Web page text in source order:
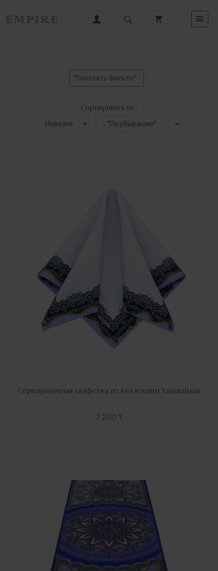
°Показать фильтр°
Сортировать по :
Сервировочная салфетка из коллекции Ханшайым
7 200 ₸